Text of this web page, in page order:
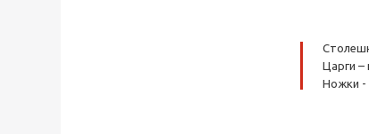
Царги
Ножки -